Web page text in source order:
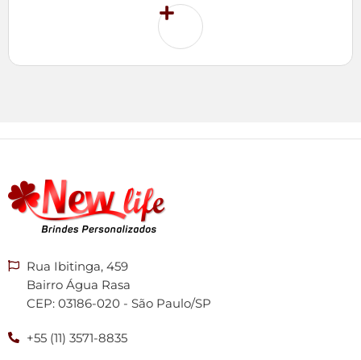
Rua Ibitinga, 459
Bairro Água Rasa
CEP: 03186-020 - São Paulo/SP
+55 (11) 3571-8835